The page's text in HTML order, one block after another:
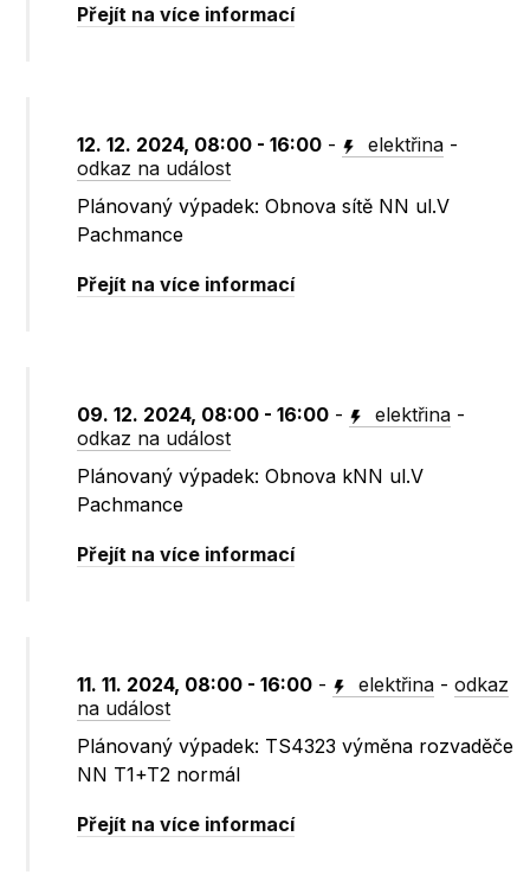
Přejít na více informací
12. 12. 2024, 08:00 - 16:00 - elektřina -
odkaz na událost
Plánovaný výpadek: Obnova sítě NN ul.V
Pachmance
Přejít na více informací
09. 12. 2024, 08:00 - 16:00 - elektřina -
odkaz na událost
Plánovaný výpadek: Obnova kNN ul.V
Pachmance
Přejít na více informací
11. 11. 2024, 08:00 - 16:00 - elektřina -odkaz
na událost
Plánovaný výpadek: TS4323 výměna rozvaděče
NN T1+T2 normál
Přejít na více informací